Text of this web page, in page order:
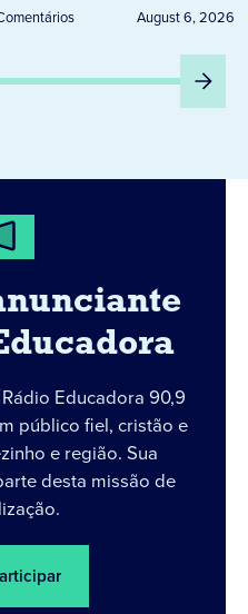
Peru
August 6, 2026
Educadora 90,9
público fiel, cristão e
e região. Sua
desta missão de